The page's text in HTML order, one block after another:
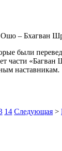
– Бхагван
были
части
наставникам.
14 Следующая >